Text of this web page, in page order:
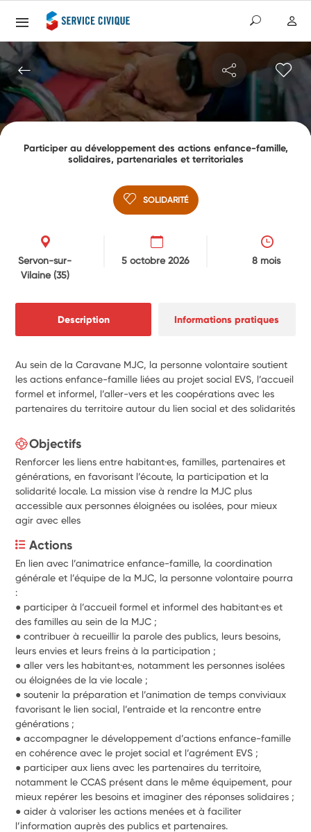
Participer au développement des actions enfance-famille,
solidaires, partenariales et territoriales
SOLIDARITÉ
Servon-sur-
Vilaine(35)
5 octobre 2026 8 mois
Description Informations pratiques
Au sein de la Caravane MJC, la personne volontaire soutient
les actions enfance-famille liées au projet social EVS, l’accueil
formel et informel, l’aller-vers et les coopérations avec les
partenaires du territoire autour du lien social et des solidarités
Objectifs
Renforcer les liens entre habitant·es, familles, partenaires et
générations, en favorisant l’écoute, la participation et la
solidarité locale. La mission vise à rendre la MJC plus
accessible aux personnes éloignées ou isolées, pour mieux
agir avec elles
Actions
En lien avec l’animatrice enfance-famille, la coordination
générale et l’équipe de la MJC, la personne volontaire pourra
:
● participer à l’accueil formel et informel des habitant·es et
des familles au sein de la MJC ;
● contribuer à recueillir la parole des publics, leurs besoins,
leurs envies et leurs freins à la participation ;
● aller vers les habitant·es, notamment les personnes isolées
ou éloignées de la vie locale ;
● soutenir la préparation et l’animation de temps conviviaux
favorisant le lien social, l’entraide et la rencontre entre
générations ;
● accompagner le développement d’actions enfance-famille
en cohérence avec le projet social et l’agrément EVS ;
● participer aux liens avec les partenaires du territoire,
notamment le CCAS présent dans le même équipement, pour
mieux repérer les besoins et imaginer des réponses solidaires ;
● aider à valoriser les actions menées et à faciliter
l’information auprès des publics et partenaires.